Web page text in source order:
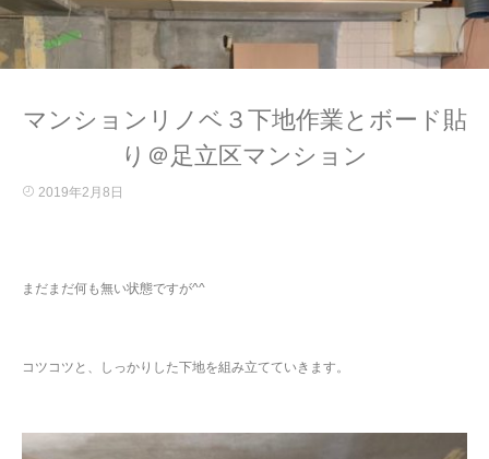
マンションリノベ３下地作業とボード貼
り＠足立区マンション
2019年2月8日
まだまだ何も無い状態ですが^^
コツコツと、しっかりした下地を組み立てていきます。